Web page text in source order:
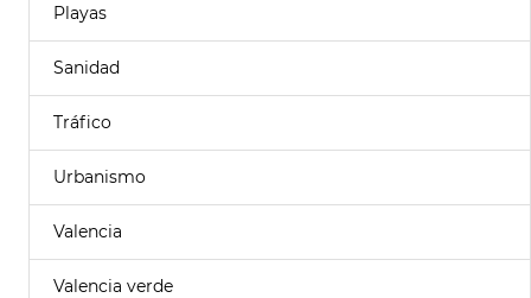
Playas
Sanidad
Tráfico
Urbanismo
Valencia
Valencia verde